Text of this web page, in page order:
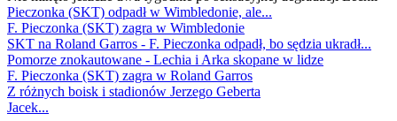
Pieczonka (SKT) odpadł w Wimbledonie, ale...
F. Pieczonka (SKT) zagra w Wimbledonie
SKT na Roland Garros - F. Pieczonka odpadł, bo sędzia ukradł...
Pomorze znokautowane - Lechia i Arka skopane w lidze
F. Pieczonka (SKT) zagra w Roland Garros
Z różnych boisk i stadionów Jerzego Geberta
Jacek...